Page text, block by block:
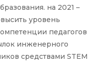
на 2021 –
уровень
педагогов
инженерного
средствами STEM